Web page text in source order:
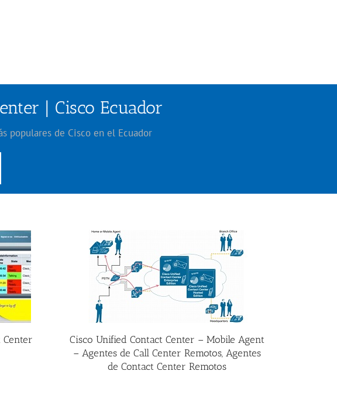
| Cisco Ecuador
populares de Cisco en el Ecuador
Center
Cisco Unified Contact Center – Mobile Agent
– Agentes de Call Center Remotos, Agentes
de Contact Center Remotos